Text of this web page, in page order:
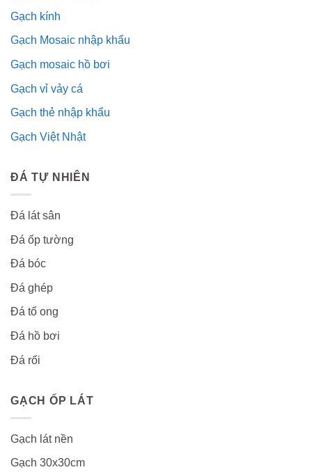
Gạch kính
Gạch Mosaic nhập khẩu
Gạch mosaic hồ bơi
Gạch vỉ vảy cá
Gạch thẻ nhập khẩu
Gạch Việt Nhật
ĐÁ TỰ NHIÊN
Đá lát sân
Đá ốp tường
Đá bóc
Đá ghép
Đá tổ ong
Đá hồ bơi
Đá rối
GẠCH ỐP LÁT
Gạch lát nền
Gạch 30x30cm